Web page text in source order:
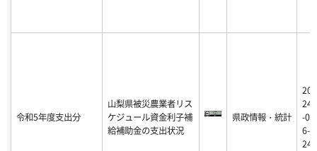
令和5年度支出分
山梨県被災農業者リス
ケジュール資金利子補
給補助金の支出状況
県政情報・統計
20
24
-0
6-
24